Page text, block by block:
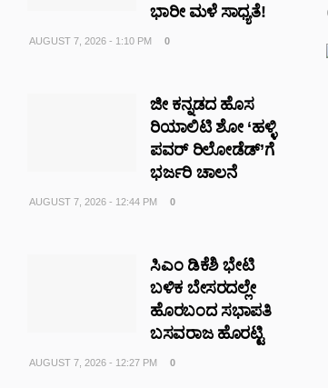
ಭಾರೀ ಮಳೆ ಸಾಧ್ಯತೆ!
AUGUST 7, 2026 - 1:10 PM 0
ಜೀ ಕನ್ನಡದ ಹೊಸ
ರಿಯಾಲಿಟಿ ಶೋ ‘ಹಳ್ಳಿ
ಪವರ್ ರಿಲೋಡೆಡ್’ಗೆ
ಭರ್ಜರಿ ಚಾಲನೆ
AUGUST 7, 2026 - 12:44 PM 0
ಸಿಎಂ ಡಿಕೆಶಿ ಭೇಟಿ
ಬಳಿಕ ಬೇಸರದಲ್ಲೇ
ಹೊರಬಂದ ಸಭಾಪತಿ
ಬಸವರಾಜ ಹೊರಟ್ಟಿ
AUGUST 7, 2026 - 12:27 PM 0